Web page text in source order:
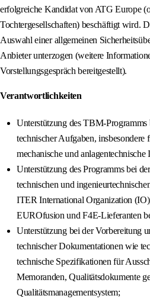
erfolgreiche Kandidat von ATG Europe
Tochtergesellschaften) beschäftigt wird.
Auswahl einer allgemeinen
Anbieter unterzogen (weitere
Vorstellungsgespräch bereitgestellt).
Verantwortlichkeiten
Unterstützung des TBM-
technischer Aufgaben, insbesondere
mechanische und
Unterstützung des Programms bei
technischen und
ITER International Organization
EUROfusion und F4E-Lieferanten
Unterstützung bei der Vorbereitung
technischer Dokumentationen wie
technische Spezifikationen für
Memoranden, Qualitätsdokumente
Qualitätsmanagementsystem;